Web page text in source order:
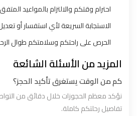
احترام وقتكم والالتزام بالمواعيد
الاستجابة السريعة لأي استفسار أو
الحرص على راحتكم وسلامتكم طوال
المزيد من الأسئلة الشائعة
كم من الوقت يستغرق تأكيد الحجز؟
نؤكد معظم الحجوزات خلال دقائق من
تفاصيل رحلتكم كاملة.
مطروح
ليموزين